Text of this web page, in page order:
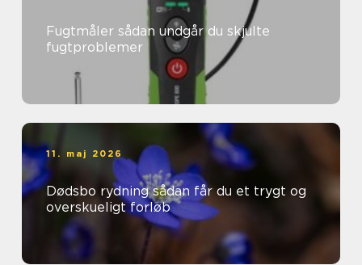
Fugtmåler sådan undgår du skjulte
fugtproblemer
11. maj 2026
Dødsbo rydning sådan får du et trygt og
overskueligt forløb